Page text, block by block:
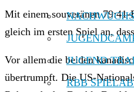
JUGEND
RBB
Mit einem souveränen
gleich im ersten Spiel an,
Vor allem die beiden
übertrumpft. Die US-